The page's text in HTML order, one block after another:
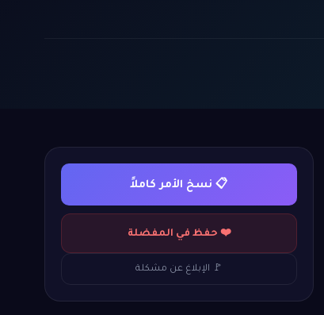
📋 نسخ الأمر كاملاً
❤️ حفظ في المفضلة
🚩 الإبلاغ عن مشكلة